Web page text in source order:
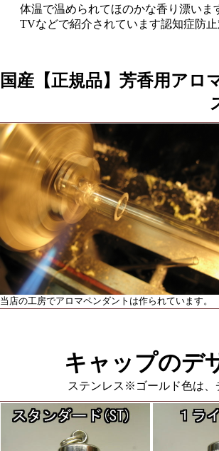
体温で温められてほのかな香り漂いま
TVなどで紹介されています認知症防
国産【正規品】芳香用アロ
当店の工房でアロマペンダントは作られています。
キャップのデ
ステンレス※ゴールド色は、